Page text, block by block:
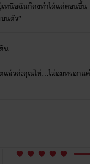
เหนือฉันก็คงทำได้แค่ตอนขึ้น
นตัว”
น
แล้วค่ะคุณไท่...ไม่อมหรอกแค่